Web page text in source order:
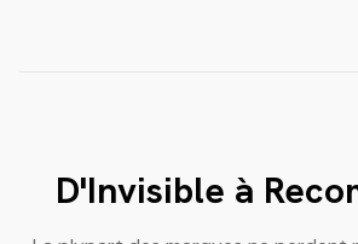
D'Invisible à